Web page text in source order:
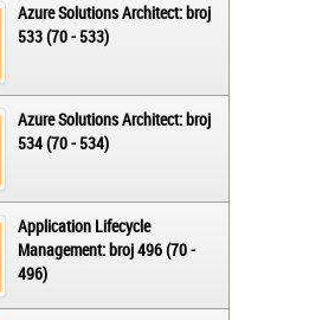
Azure Solutions Architect: broj
533 (70 - 533)
Azure Solutions Architect: broj
534 (70 - 534)
Application Lifecycle
Management: broj 496 (70 -
496)